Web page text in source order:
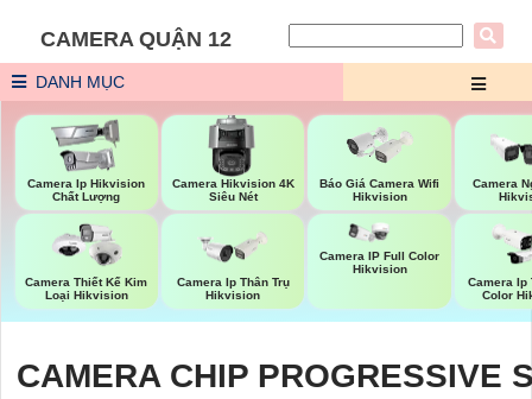
CAMERA QUẬN 12
DANH MỤC
Camera Ip Hikvision
Chất Lượng
Camera Hikvision 4K
Siêu Nét
Báo Giá Camera Wifi
Hikvision
Camera
Camera Thiết Kế Kim
Loại Hikvision
Camera Ip Thân Trụ
Hikvision
Camera IP Full Color
Hikvision
Camera Ip
Color
CAMERA CHIP PROGRESSIVE